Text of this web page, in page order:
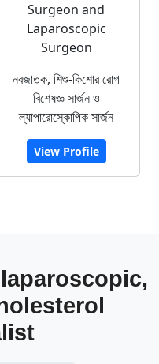
Surgeon and
Laparoscopic
Surgeon
নবজাতক, শিশু-কিশোর রোগ
বিশেষজ্ঞ সার্জন ও
ল্যাপারোস্কোপিক সার্জন
View Profile